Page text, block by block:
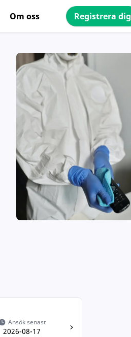
Om oss Registrera dig
Ansök senast
2026-08-17